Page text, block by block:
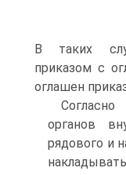
В таких
приказом с
оглашен
органов
рядового и